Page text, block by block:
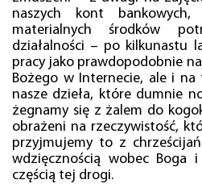
naszych kont
materialnych środków
działalności – po kilkunastu
pracy jako prawdopodobnie
Bożego w Internecie, ale i na
nasze dzieła, które dumnie
żegnamy się z żalem do
obrażeni na rzeczywistość,
przyjmujemy to z
wdzięcznością wobec Boga
częścią tej drogi.